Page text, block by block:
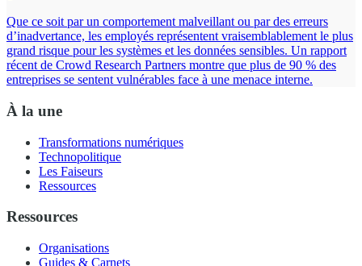
Que ce soit par un comportement malveillant ou par des erreurs
d’inadvertance, les employés représentent vraisemblablement le plus
grand risque pour les systèmes et les données sensibles. Un rapport
récent de Crowd Research Partners montre que plus de 90 % des
entreprises se sentent vulnérables face à une menace interne.
À la une
Transformations numériques
Technopolitique
Les Faiseurs
Ressources
Ressources
Organisations
Guides & Carnets